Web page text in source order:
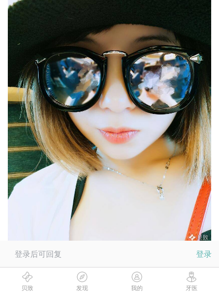
登录后可回复 登录
贝致 发现 我的 牙医